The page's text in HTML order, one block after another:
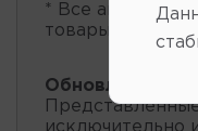
* Все
товары
Обновление
исключительно